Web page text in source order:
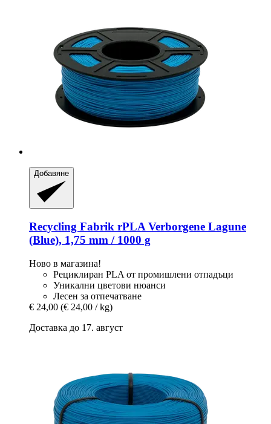
Добавяне
Recycling Fabrik rPLA Verborgene Lagune
(Blue), 1,75 mm / 1000 g
Ново в магазина!
Рециклиран PLA от промишлени отпадъци
Уникални цветови нюанси
Лесен за отпечатване
€ 24,00 (€ 24,00 / kg)
Доставка до 17. август